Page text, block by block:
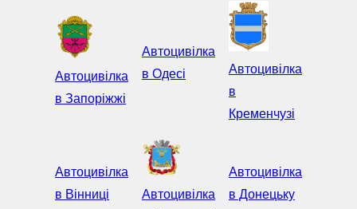
Автоцивілка
в Запоріжжі
Автоцивілка
в Одесі
Автоцивілка
в
Кременчузі
Автоцивілка
в Вінниці
Автоцивілка
Автоцивілка
в Донецьку